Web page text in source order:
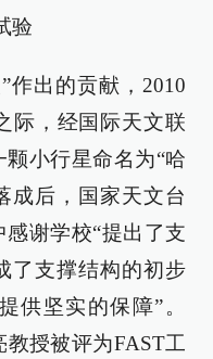
验
作出的贡献，2010
际，经国际天文联
小行星命名为“哈
成后，国家天文台
谢学校“提出了支
了支撑结构的初步
供坚实的保障”。
授被评为FAST工